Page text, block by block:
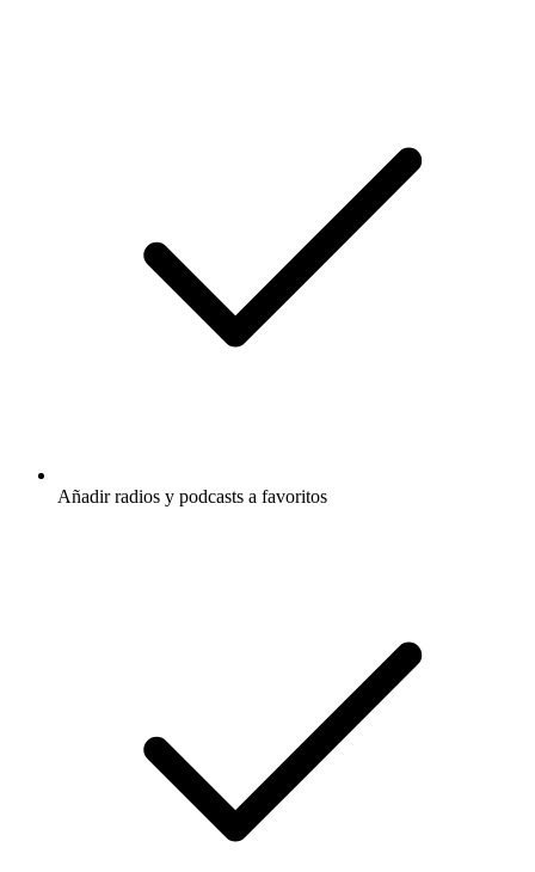
Añadir radios y podcasts a favoritos